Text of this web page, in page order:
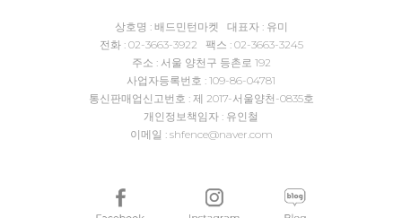
상호명 : 배드민턴마켓 대표자 : 유미
전화 : 02-3663-3922 팩스 : 02-3663-3245
주소 : 서울 양천구 등촌로 192
사업자등록번호 : 109-86-04781
통신판매업신고번호 : 제 2017-서울양천-0835호
개인정보책임자 : 유인철
이메일 : shfence@naver.com